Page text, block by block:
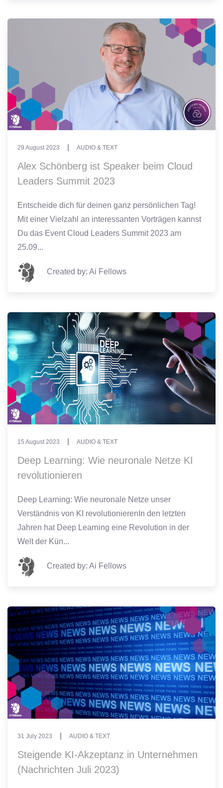
29 August 2023 AUDIO & TEXT
Alex Schönberg ist Speaker beim Cloud
Leaders Summit 2023
Entscheide dich für deinen ganz persönlichen Tag!
Mit einer Vielzahl an interessanten Vorträgen kannst
Du das Event Cloud Leaders Summit 2023 am
25.09...
Created by: Ai Fellows
15 August 2023 AUDIO & TEXT
Deep Learning: Wie neuronale Netze KI
revolutionieren
Deep Learning: Wie neuronale Netze unser
Verständnis von KI revolutionierenIn den letzten
Jahren hat Deep Learning eine Revolution in der
Welt der Kün...
Created by: Ai Fellows
31 July 2023 AUDIO & TEXT
Steigende KI-Akzeptanz in Unternehmen
(Nachrichten Juli 2023)